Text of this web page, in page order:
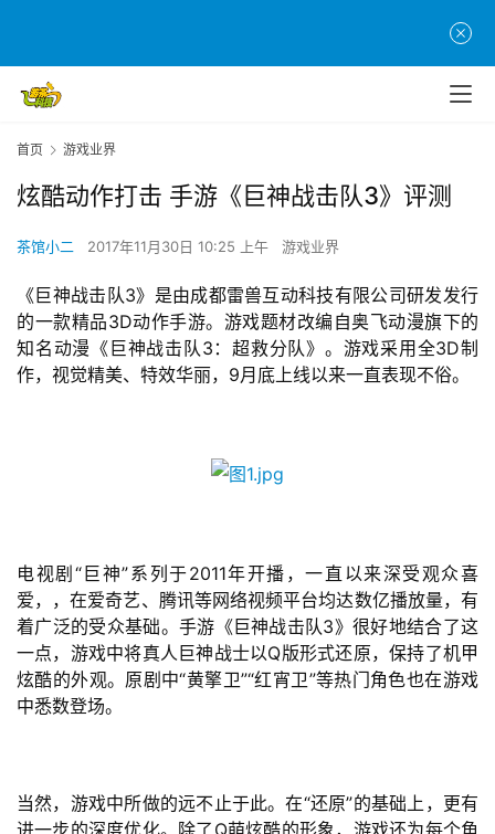
首
页
游
茶
游
首页 游戏业界
炫酷动作打击 手游《巨神战击队3》评测
茶馆小二 2017年11月30日 10:25 上午 游戏业界
《巨神战击队3》是由成都雷兽互动科技有限公司研发发行
的一款精品3D动作手游。游戏题材改编自奥飞动漫旗下的
知名动漫《巨神战击队3：超救分队》。游戏采用全3D制
作，视觉精美、特效华丽，9月底上线以来一直表现不俗。
电视剧“巨神”系列于2011年开播，一直以来深受观众喜
爱，，在爱奇艺、腾讯等网络视频平台均达数亿播放量，有
着广泛的受众基础。手游《巨神战击队3》很好地结合了这
一点，游戏中将真人巨神战士以Q版形式还原，保持了机甲
炫酷的外观。原剧中“黄擎卫”“红宵卫”等热门角色也在游戏
中悉数登场。
当然，游戏中所做的远不止于此。在“还原”的基础上，更有